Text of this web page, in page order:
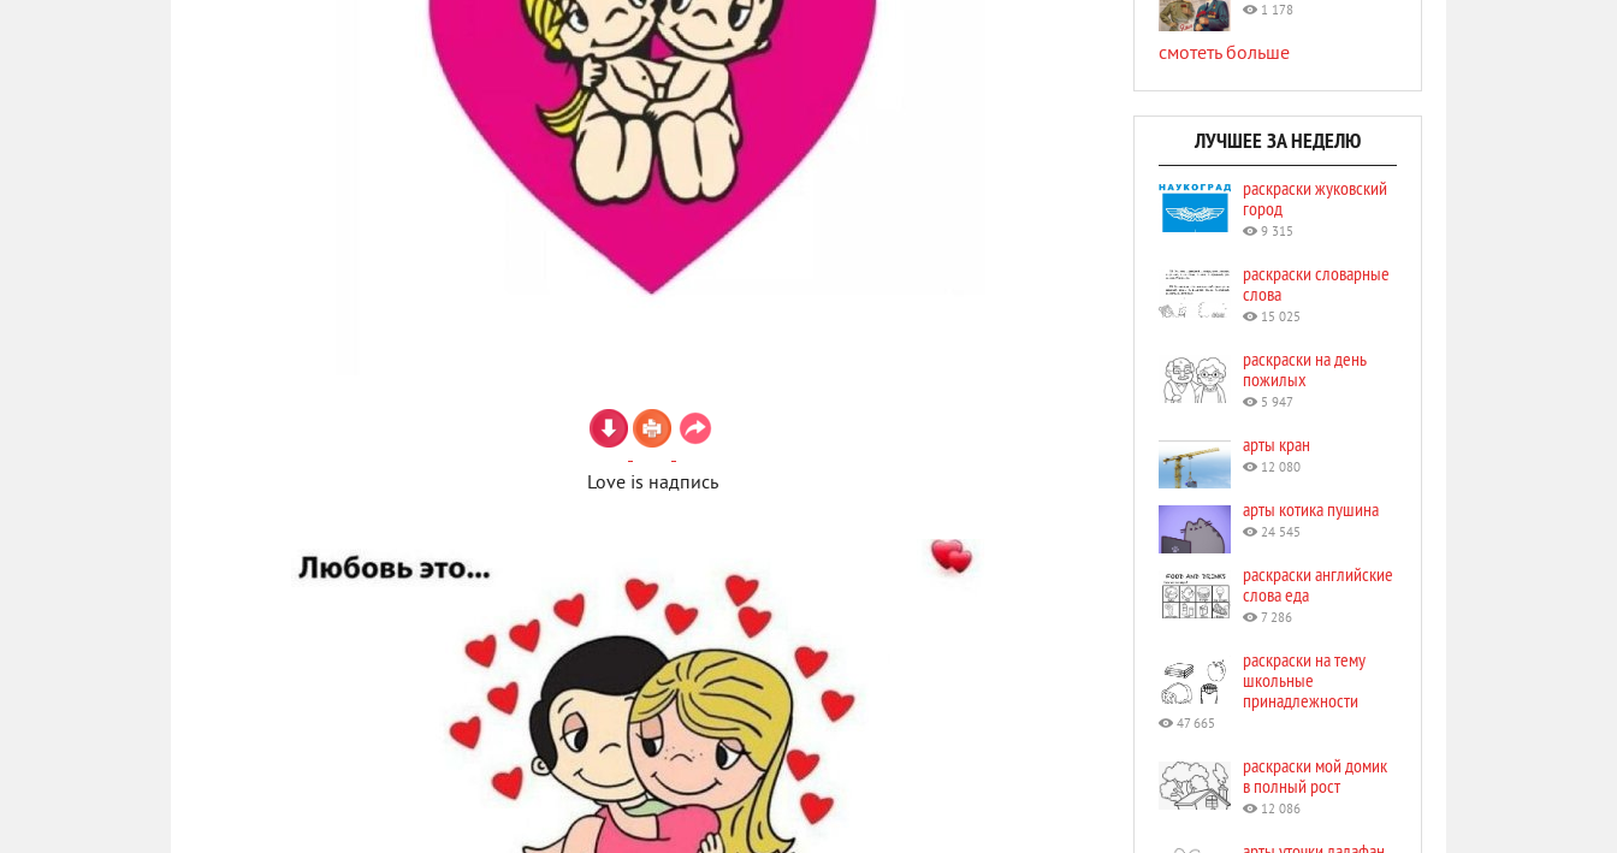
Love is надпись
1 178
смотеть больше
ЛУЧШЕЕ ЗА НЕДЕЛЮ
раскраски жуковский
город
9 315
раскраски словарные
слова
15 025
раскраски на день
пожилых
5 947
арты кран
12 080
арты котика пушина
24 545
раскраски английские
слова еда
7 286
раскраски на тему
школьные
принадлежности
47 665
раскраски мой домик
в полный рост
12 086